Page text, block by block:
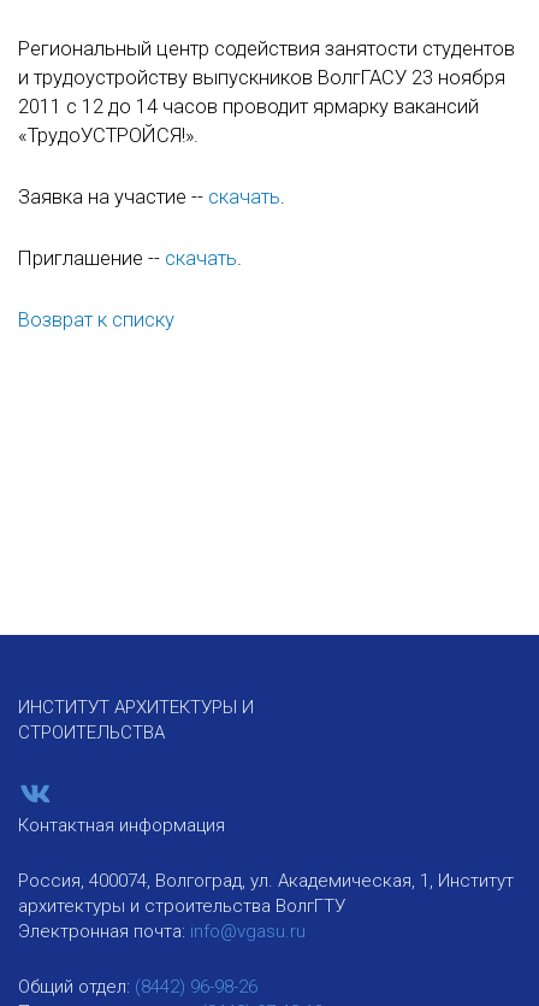
Региональный центр содействия занятости студентов
и трудоустройству выпускников ВолгГАСУ 23 ноября
2011 с 12 до 14 часов проводит ярмарку вакансий
«ТрудоУСТРОЙСЯ!».
Заявка на участие -- скачать
Приглашение -- скачать.
Возврат к списку
ИНСТИТУТ АРХИТЕКТУРЫ И
СТРОИТЕЛЬСТВА
Контактная информация
Россия, 400074, Волгоград, ул. Академическая, 1, Институт
архитектуры и строительства ВолгГТУ
Электронная почта: info@vgasu.ru
Общий отдел: (8442) 96-98-26